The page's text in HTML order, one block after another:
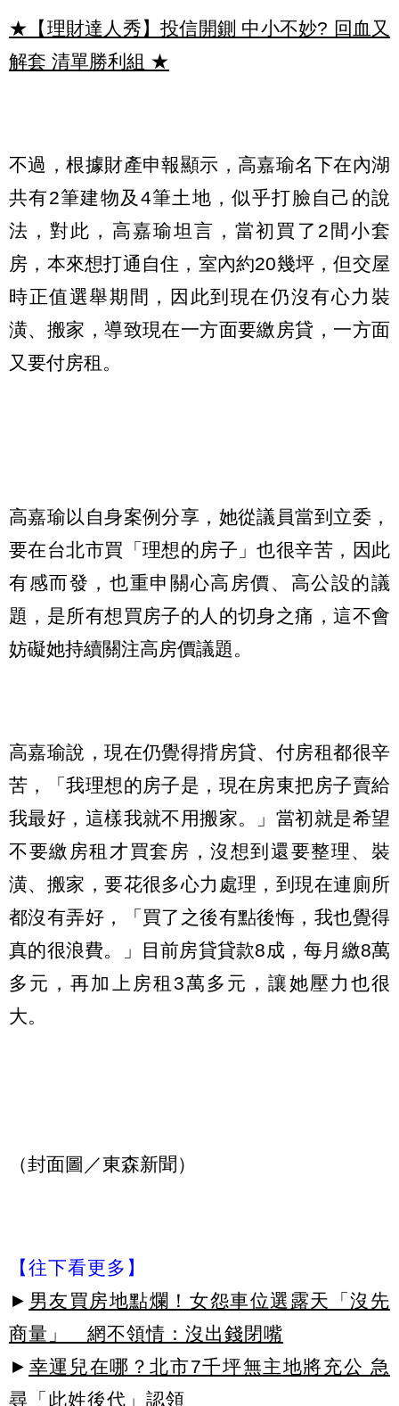
★【理財達人秀】投信開鍘 中小不妙? 回血又
解套 清單勝利組 ★
不過，根據財產申報顯示，高嘉瑜名下在內湖
共有2筆建物及4筆土地，似乎打臉自己的說
法，對此，高嘉瑜坦言，當初買了2間小套
房，本來想打通自住，室內約20幾坪，但交屋
時正值選舉期間，因此到現在仍沒有心力裝
潢、搬家，導致現在一方面要繳房貸，一方面
又要付房租。
高嘉瑜以自身案例分享，她從議員當到立委，
要在台北市買「理想的房子」也很辛苦，因此
有感而發，也重申關心高房價、高公設的議
題，是所有想買房子的人的切身之痛，這不會
妨礙她持續關注高房價議題。
高嘉瑜說，現在仍覺得揹房貸、付房租都很辛
苦，「我理想的房子是，現在房東把房子賣給
我最好，這樣我就不用搬家。」當初就是希望
不要繳房租才買套房，沒想到還要整理、裝
潢、搬家，要花很多心力處理，到現在連廁所
都沒有弄好，「買了之後有點後悔，我也覺得
真的很浪費。」目前房貸貸款8成，每月繳8萬
多元，再加上房租3萬多元，讓她壓力也很
大。
（封面圖／東森新聞）
【往下看更多】
► 男友買房地點爛！女怨車位選露天「沒先
商量」 網不領情：沒出錢閉嘴
► 幸運兒在哪？北市7千坪無主地將充公 急
尋「此姓後代」認領